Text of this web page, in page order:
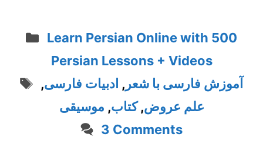
Categories
Learn Persian Online with 500
Persian Lessons + Videos
Tags
آموزش فارسی با شعر , ادبیات فارسی,
علم عروض,کتاب, موسیقی
3 Comments